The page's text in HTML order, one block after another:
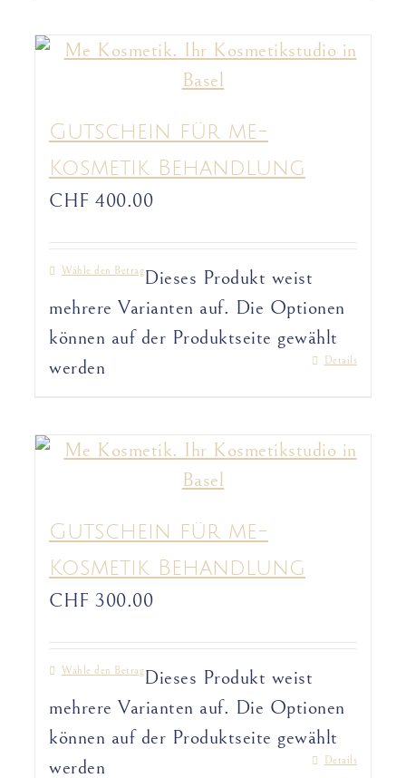
Gutschein für me-
Kosmetik Behandlung
CHF 400.00
Wähle den BetragDieses Produkt weist
mehrere Varianten auf. Die Optionen
können auf der Produktseite gewählt
werden
Details
Gutschein für me-
Kosmetik Behandlung
CHF 300.00
Wähle den BetragDieses Produkt weist
mehrere Varianten auf. Die Optionen
können auf der Produktseite gewählt
werden
Details